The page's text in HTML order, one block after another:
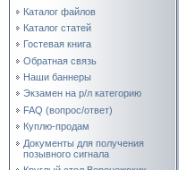
Каталог файлов
Каталог статей
Гостевая книга
Обратная связь
Наши баннеры
Экзамен на р/л категорию
FAQ (вопрос/ответ)
Куплю-продам
Документы для получения
позывного сигнала